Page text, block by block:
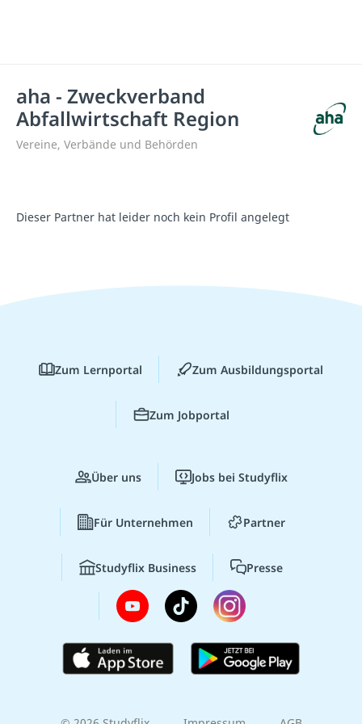
aha - Zweckverband
Abfallwirtschaft Region
Vereine, Verbände und Behörden
Dieser Partner hat leider noch kein Profil angelegt
Zum Lernportal Zum Ausbildungsportal
Zum Jobportal
Über uns Jobs bei Studyflix
Für Unternehmen Partner
Studyflix Business Presse